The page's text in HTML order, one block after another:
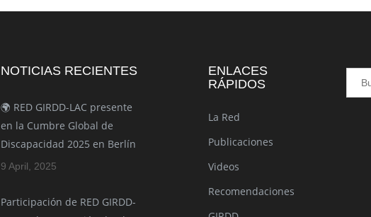
NOTICIAS RECIENTES
🌍 RED GIRDD-LAC presente
en la Cumbre Global de
Discapacidad 2025 en Berlín
9 April, 2025
Participación de RED GIRDD-
ENLACES
RÁPIDOS
La Red
Publicaciones
Videos
Recomendaciones